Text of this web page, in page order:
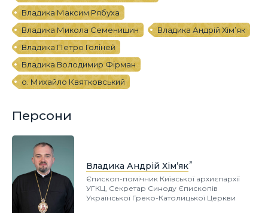
Владика Максим Рябуха
Владика Микола Семенишин
Владика Андрій Хім’як
Владика Петро Голіней
Владика Володимир Фірман
о. Михайло Квятковський
Персони
Владика Андрій Хім’як
Єпископ-помічник Київської архиєпархії
УГКЦ, Секретар Синоду Єпископів
Української Греко-Католицької Церкви